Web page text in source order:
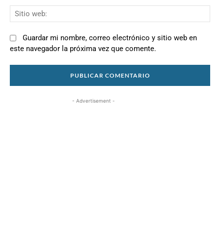
Guardar mi nombre, correo electrónico y sitio web en
este navegador la próxima vez que comente.
- Advertisement -